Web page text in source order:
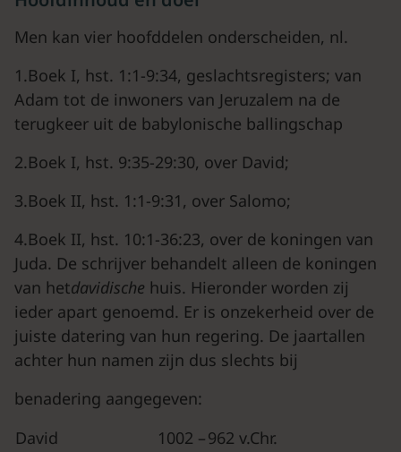
Men kan vier hoofddelen onderscheiden, nl.
1.Boek I, hst. 1:1-9:34, geslachtsregisters; van
Adam tot de inwoners van Jeruzalem na de
terugkeer uit de babylonische ballingschap
2.Boek I, hst. 9:35-29:30, over David;
3.Boek II, hst. 1:1-9:31, over Salomo;
4.Boek II, hst. 10:1-36:23, over de koningen van
Juda. De schrijver behandelt alleen de koningen
van hetdavidische huis. Hieronder worden zij
ieder apart genoemd. Er is onzekerheid over de
juiste datering van hun regering. De jaartallen
achter hun namen zijn dus slechts bij
benadering aangegeven:
David
1002 –962 v.Chr.